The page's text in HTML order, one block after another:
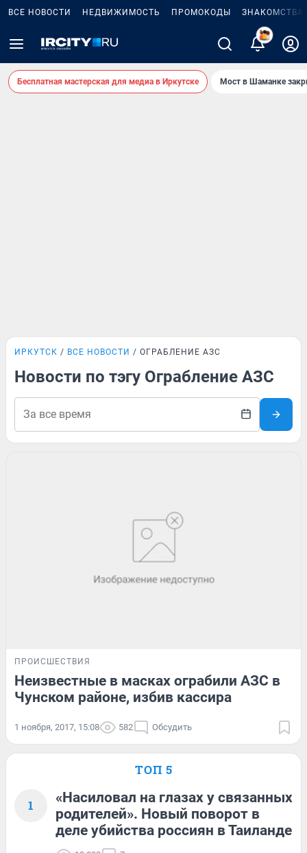
ВСЕ НОВОСТИ НЕДВИЖИМОСТЬ ПРОМОКОДЫ ЗНАКОМСТВА
Бесплатная мастерская для медиа в Иркутске Мост в Шаманке
ИРКУТСК ВСЕ НОВОСТИ ОГРАБЛЕНИЕ АЗС
Новости по тэгу Ограбление АЗС
ПРОИСШЕСТВИЯ
Неизвестные в масках ограбили АЗС в
Чунском районе, избив кассира
1 ноября, 2017, 15:08 582 Обсудить
ТОП 5
1
«Насиловал на глазах у связанных
родителей». Новый поворот в
деле убийства россиян в Таиланде